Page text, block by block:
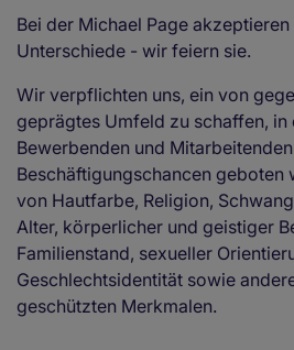
Bei der Michael Page
Unterschiede - wir feiern sie.
Wir verpflichten uns, ein von
geprägtes Umfeld zu schaffen, in
Bewerbenden und
Beschäftigungschancen geboten
von Hautfarbe, Religion,
Alter, körperlicher und geistiger
Familienstand, sexueller
Geschlechtsidentität sowie
geschützten Merkmalen.